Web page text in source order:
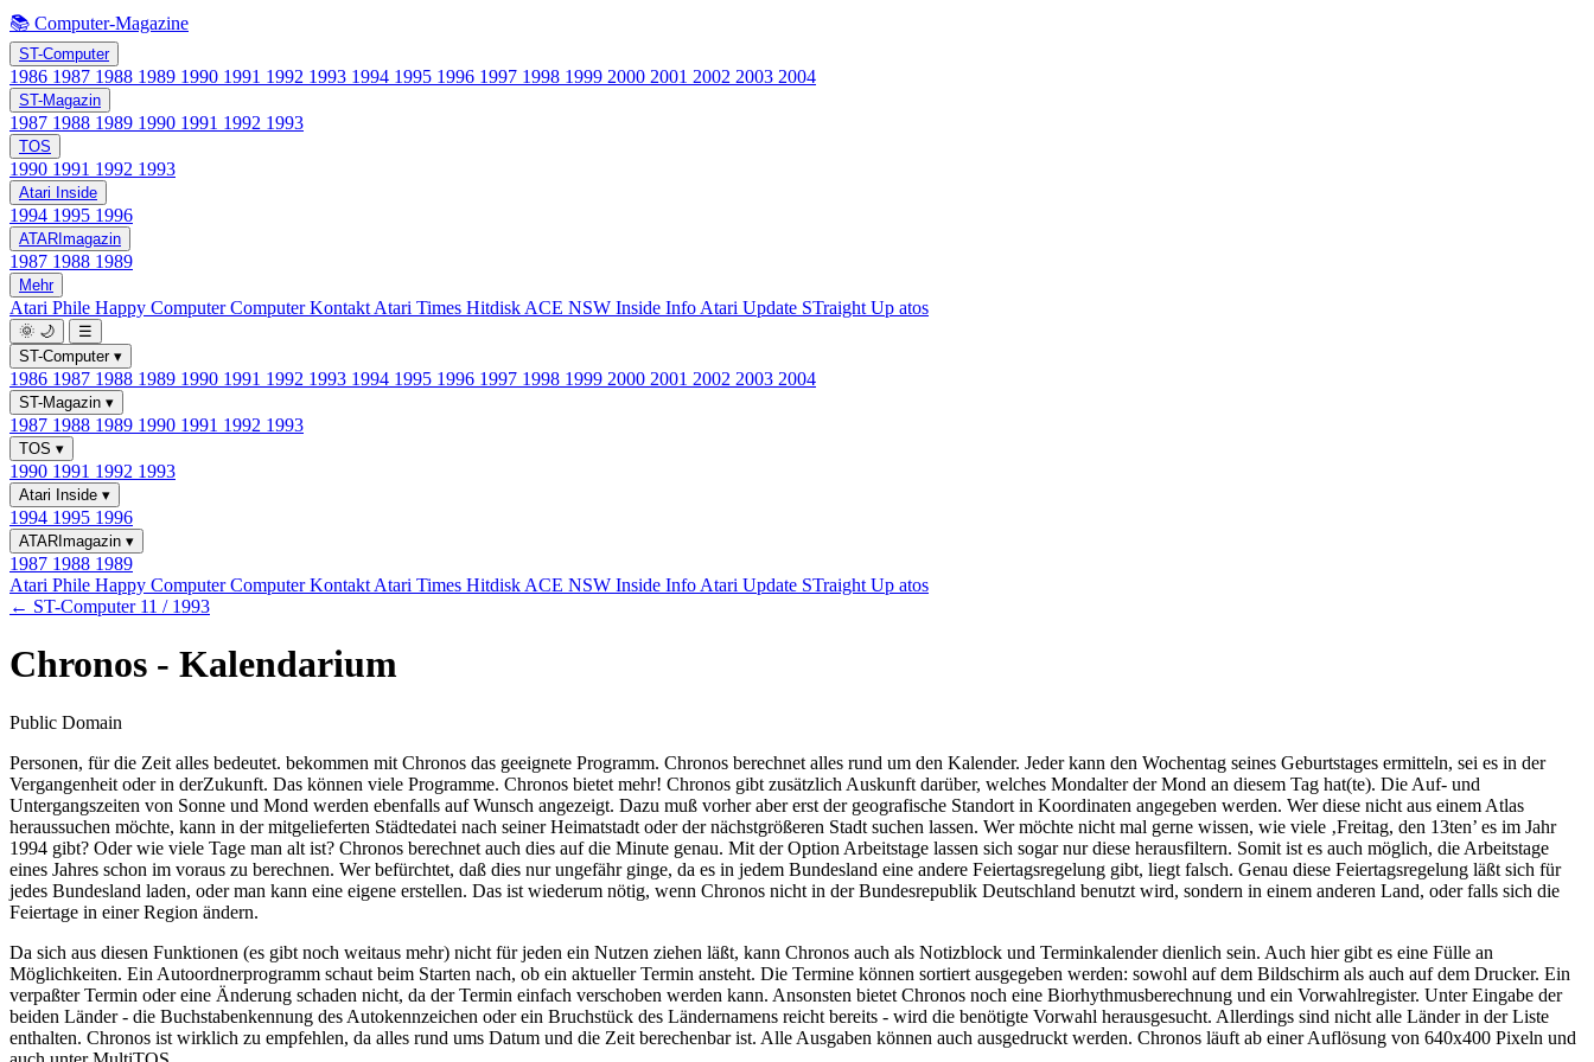
📚 Computer-Magazine
ST-Computer
1986 1987 1988 1989 1990 1991 1992 1993 1994 1995 1996 1997 1998 1999 2000 2001 2002 2003 2004
ST-Magazin
1987 1988 1989 1990 1991 1992 1993
TOS
1990 1991 1992 1993
Atari Inside
1994 1995 1996
ATARImagazin
1987 1988 1989
Mehr
Atari Phile Happy ComputerComputer Kontakt Atari Times Hitdisk ACE NSW Inside Info Atari Update STraight Up atos
🌞 🌙
☰
ST-Computer ▾
1986 1987 1988 1989 1990 1991 1992 1993 1994 1995 1996 1997 1998 1999 2000 2001 2002 2003 2004
ST-Magazin ▾
1987 1988 1989 1990 1991 1992 1993
TOS ▾
1990 1991 1992 1993
Atari Inside ▾
1994 1995 1996
ATARImagazin ▾
1987 1988 1989
Atari Phile Happy ComputerComputer Kontakt Atari Times Hitdisk ACE NSW Inside Info Atari Update STraight Up atos
← ST-Computer 11 / 1993
Chronos - Kalendarium
Public Domain
Personen, für die Zeit alles bedeutet. bekommen mit Chronos das geeignete Programm. Chronos berechnet alles rund um den Kalender. Jeder kann den Wochentag seines Geburtstages ermitteln, sei es in der
Vergangenheit oder in derZukunft. Das können viele Programme. Chronos bietet mehr! Chronos gibt zusätzlich Auskunft darüber, welches Mondalter der Mond an diesem Tag hat(te). Die Auf- und
Untergangszeiten von Sonne und Mond werden ebenfalls auf Wunsch angezeigt. Dazu muß vorher aber erst der geografische Standort in Koordinaten angegeben werden. Wer diese nicht aus einem Atlas
heraussuchen möchte, kann in der mitgelieferten Städtedatei nach seiner Heimatstadt oder der nächstgrößeren Stadt suchen lassen. Wer möchte nicht mal gerne wissen, wie viele ‚Freitag, den 13ten’ es im Jahr
1994 gibt? Oder wie viele Tage man alt ist? Chronos berechnet auch dies auf die Minute genau. Mit der Option Arbeitstage lassen sich sogar nur diese herausfiltern. Somit ist es auch möglich, die Arbeitstage
eines Jahres schon im voraus zu berechnen. Wer befürchtet, daß dies nur ungefähr ginge, da es in jedem Bundesland eine andere Feiertagsregelung gibt, liegt falsch. Genau diese Feiertagsregelung läßt sich für
jedes Bundesland laden, oder man kann eine eigene erstellen. Das ist wiederum nötig, wenn Chronos nicht in der Bundesrepublik Deutschland benutzt wird, sondern in einem anderen Land, oder falls sich die
Feiertage in einer Region ändern.
Da sich aus diesen Funktionen (es gibt noch weitaus mehr) nicht für jeden ein Nutzen ziehen läßt, kann Chronos auch als Notizblock und Terminkalender dienlich sein. Auch hier gibt es eine Fülle an
Möglichkeiten. Ein Autoordnerprogramm schaut beim Starten nach, ob ein aktueller Termin ansteht. Die Termine können sortiert ausgegeben werden: sowohl auf dem Bildschirm als auch auf dem Drucker. Ein
verpaßter Termin oder eine Änderung schaden nicht, da der Termin einfach verschoben werden kann. Ansonsten bietet Chronos noch eine Biorhythmusberechnung und ein Vorwahlregister. Unter Eingabe der
beiden Länder - die Buchstabenkennung des Autokennzeichen oder ein Bruchstück des Ländernamens reicht bereits - wird die benötigte Vorwahl herausgesucht. Allerdings sind nicht alle Länder in der Liste
enthalten. Chronos ist wirklich zu empfehlen, da alles rund ums Datum und die Zeit berechenbar ist. Alle Ausgaben können auch ausgedruckt werden. Chronos läuft ab einer Auflösung von 640x400 Pixeln und